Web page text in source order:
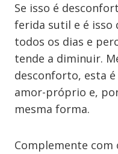
Se isso é
ferida sutil e é isso
todos os dias e
tende a diminuir.
desconforto, esta
amor-próprio e,
mesma forma.
Complemente